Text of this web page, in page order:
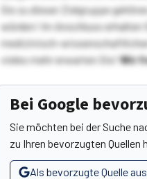
Sie zu dieser Zielgruppe
würden! Im Anschluss
medizinisch-
vieles mehr erwarten Sie!Wir
Bei Google
Sie möchten bei der Suche
zu Ihren bevorzugten Quellen
Als bevorzugte Quelle